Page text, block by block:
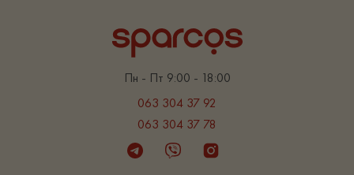
Пн - Пт 9:00 - 18:00
063 304 37 92
063 304 37 78
TelegramViber Instagram